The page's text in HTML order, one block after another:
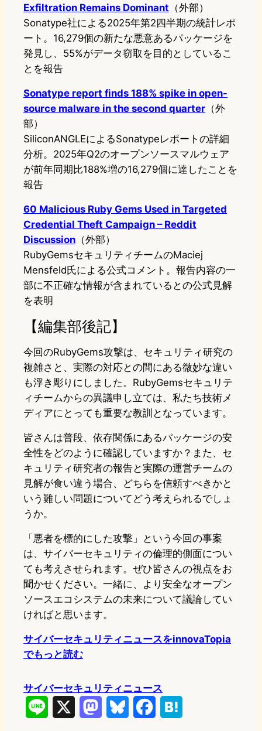
Exfiltration Remains Dominant （外部）
Sonatype社による2025年第2四半期の統計レポ
ート。16,279個の新たな悪意あるパッケージを
発見し、55%がデータ窃取を目的としているこ
とを報告
Sonatype report finds 188% spike in open-
source malware in the second quarter （外
部）
SiliconANGLEによるSonatypeレポートの詳細
分析。2025年Q2のオープンソースマルウェア
が前年同期比188%増の16,279個に達したことを
報告
60 Malicious Ruby Gems Used in Targeted
Credential Theft Campaign – Reddit
Discussion （外部）
RubyGemsセキュリティチームのMaciej
Mensfeld氏による公式コメント。報告内容の一
部に不正確な情報が含まれているとの公式見解
を表明
【編集部後記】
今回のRubyGems攻撃は、セキュリティ研究の
複雑さと、実際の対応との間にある微妙な違い
も浮き彫りにしました。RubyGemsセキュリテ
ィチームからの異議申し立ては、私たち技術メ
ディアにとっても重要な教訓となっています。
皆さんは普段、依存関係にあるパッケージの安
全性をどのように確認していますか？また、セ
キュリティ研究者の報告と実際の運営チームの
見解が食い違う場合、どちらを信頼すべきかと
いう難しい問題についてどう考えられるでしょ
うか。
「悪者を標的にした攻撃」という今回の事案
は、サイバーセキュリティの倫理的側面につい
ても考えさせられます。ぜひ皆さんの視点をお
聞かせください。一緒に、より安全なオープン
ソースエコシステムの未来について議論してい
ければと思います。
サイバーセキュリティニュースをinnovaTopia
でもっと読む
サイバーセキュリティニュース